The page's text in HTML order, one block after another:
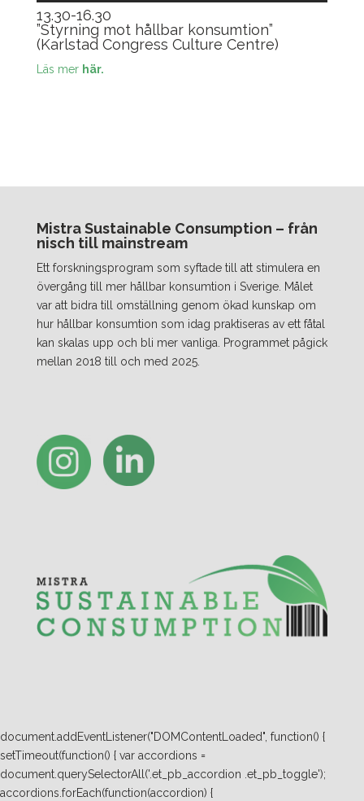
13.30-16.30
”Styrning mot hållbar konsumtion”
(Karlstad Congress Culture Centre)
Läs mer här.
Mistra Sustainable Consumption – från
nisch till mainstream
Ett forskningsprogram som syftade till att stimulera en
övergång till mer hållbar konsumtion i Sverige. Målet
var att bidra till omställning genom ökad kunskap om
hur hållbar konsumtion som idag praktiseras av ett fåtal
kan skalas upp och bli mer vanliga. Programmet pågick
mellan 2018 till och med 2025.
document.addEventListener("DOMContentLoaded", function() {
setTimeout(function() { var accordions =
document.querySelectorAll('.et_pb_accordion .et_pb_toggle');
accordions.forEach(function(accordion) {